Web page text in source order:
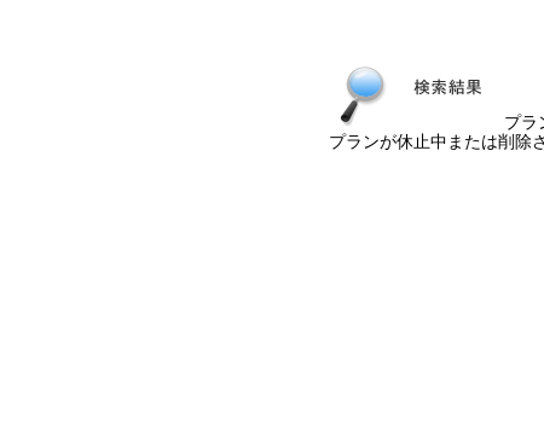
プラ
プランが休止中または削除